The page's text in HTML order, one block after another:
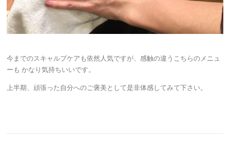
今までのスキャルプケアも依然人気ですが、感触の違うこちらのメニュ
ーも かなり気持ちいいです。
上半期、頑張った自分へのご褒美として是非体感してみて下さい。